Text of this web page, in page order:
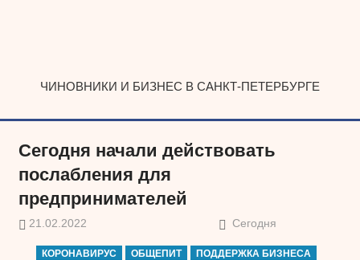
ЧИНОВНИКИ И БИЗНЕС В САНКТ-ПЕТЕРБУРГЕ
Сегодня начали действовать
послабления для
предпринимателей
21.02.2022 Сегодня
КОРОНАВИРУС ОБЩЕПИТ ПОДДЕРЖКА БИЗНЕСА